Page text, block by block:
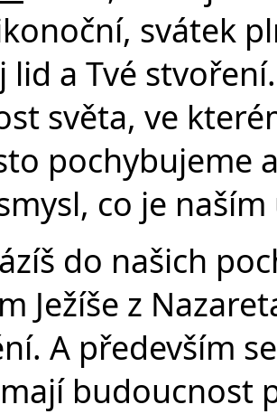
svátek
lid a Tvé
světa, ve
pochybujeme
co je
do našich
Ježíše z
A především
budoucnost